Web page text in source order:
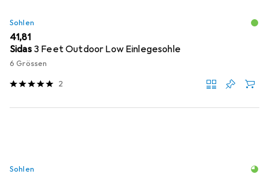
Sohlen
EUR
41,81
Sidas 3 Feet Outdoor Low Einlegesohle
6 Grössen
2
Sohlen